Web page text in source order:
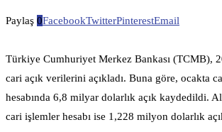
Paylaş 0FacebookTwitterPinterestEmail
Türkiye Cumhuriyet Merkez Bankası (TCMB),
cari açık verilerini açıkladı. Buna göre, ocakta
hesabında 6,8 milyar dolarlık açık kaydedildi.
cari işlemler hesabı ise 1,228 milyon dolarlık